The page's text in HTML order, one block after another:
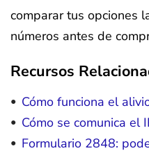
comparar tus opciones
números antes de
Recursos
Cómo funciona el
Cómo se comunica el
Formulario 2848: